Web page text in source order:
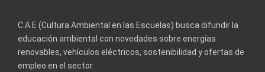
C.A.E (Cultura Ambiental en las Escuelas) busca difundir la
educación ambiental con novedades sobre energías
renovables, vehículos eléctricos, sostenibilidad y ofertas de
empleo en el sector.